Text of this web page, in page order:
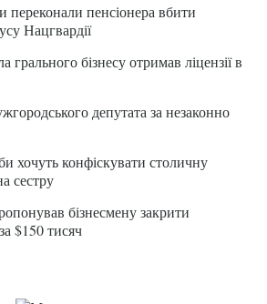
переконали пенсіонера вбити
Нацгвардії
грального бізнесу отримав ліцензії в
депутата за незаконно
хочуть конфіскувати столичну
сестру
бізнесмену закрити
$150 тисяч